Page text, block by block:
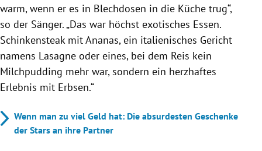
warm, wenn er es in Blechdosen in die Küche trug“,
so der Sänger. „Das war höchst exotisches Essen.
Schinkensteak mit Ananas, ein italienisches Gericht
namens Lasagne oder eines, bei dem Reis kein
Milchpudding mehr war, sondern ein herzhaftes
Erlebnis mit Erbsen.“
Wenn man zu viel Geld hat: Die absurdesten Geschenke
der Stars an ihre Partner